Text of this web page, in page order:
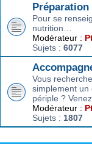
Préparation
Pour se
nutrition…
Modérateur :
Sujets : 6077
Vous
simplement un
périple ?
Modérateur :
Sujets : 1807